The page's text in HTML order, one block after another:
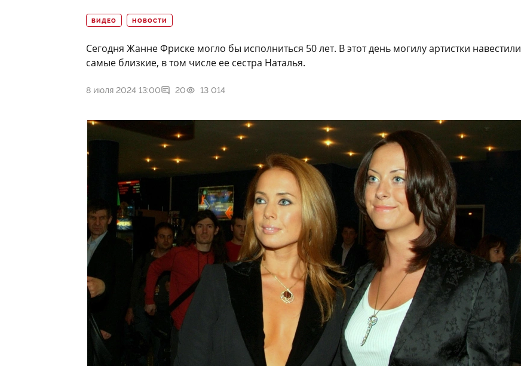
ВИДЕО НОВОСТИ
Сегодня Жанне Фриске могло бы исполниться 50 лет. В этот день могилу артистки навестили
самые близкие, в том числе ее сестра Наталья.
8 июля 2024 13:00 20 13 014